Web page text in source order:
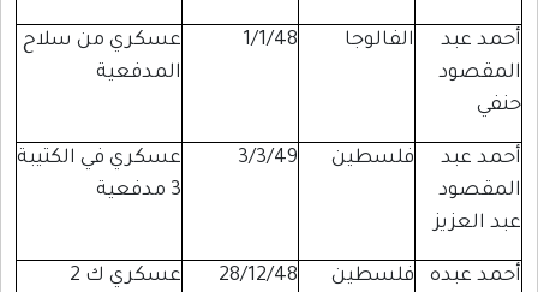
أحمد عبد
المقصود
حنفي
الفالوجا 1/1/48
عسكري من سلاح
المدفعية
أحمد عبد
المقصود
عبد العزيز
فلسطين 3/3/49
عسكري في الكتيبة
3 مدفعية
أحمد عبده
فلسطين 28/12/48
عسكري ك 2